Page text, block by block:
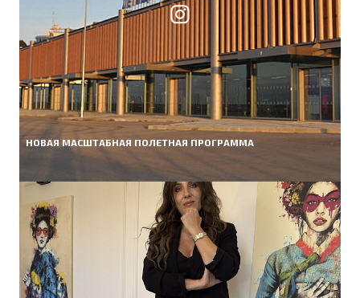
НОВАЯ МАСШТАБНАЯ ПОЛЕТНАЯ ПРОГРАММА